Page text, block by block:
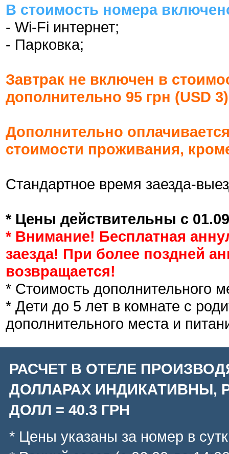
В стоимость номера
- Wi-Fi интернет;
- Парковка;
Завтрак не включен в
дополнительно 95 грн (USD
Дополнительно
стоимости проживания,
Стандартное время заезда-
* Цены действительны с
* Внимание! Бесплатная
заезда! При более поздней
возвращается!
* Стоимость дополнительного
* Дети до 5 лет в комнате с
дополнительного места и
РАСЧЕТ В ОТЕЛЕ
ДОЛЛАРАХ ИНДИКАТИВНЫ,
ДОЛЛ = 40.3 ГРН
* Цены указаны за номер в